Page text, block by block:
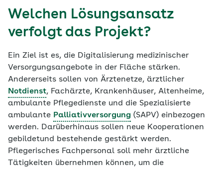
Welchen Lösungsansatz
verfolgt das Projekt?
Ein Ziel ist es, die Digitalisierung medizinischer
Versorgungsangebote in der Fläche stärken.
Andererseits sollen von Ärztenetze, ärztlicher
Notdienst, Fachärzte, Krankenhäuser, Altenheime,
ambulante Pflegedienste und die Spezialisierte
ambulante Palliativversorgung (SAPV) einbezogen
werden. Darüberhinaus sollen neue Kooperationen
gebildetund bestehende gestärkt werden.
Pflegerisches Fachpersonal soll mehr ärztliche
Tätigkeiten übernehmen können, um die